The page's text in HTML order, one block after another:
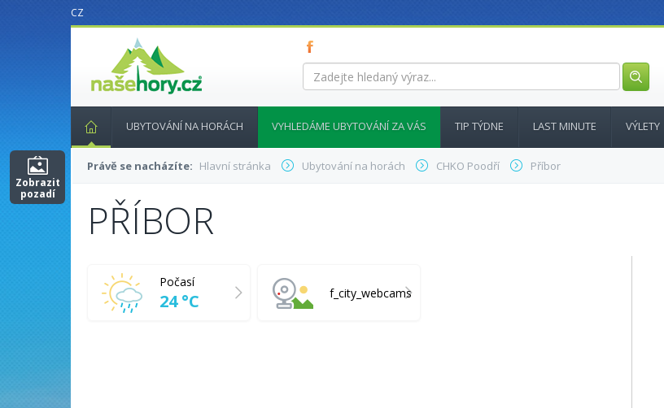
CZ
nasehory.cz
Zadejte
hledaný
UBYTOVÁNÍ NA HORÁCH VYHLEDÁME UBYTOVÁNÍ ZA VÁS TIP TÝDNE LAST MINUTE VÝLETY
Právě se nacházíte: Hlavní stránka Ubytování na horách CHKO Poodří Příbor
PŘÍBOR
Počasí
24 °C f_city_webcams
Zobrazit
pozadí